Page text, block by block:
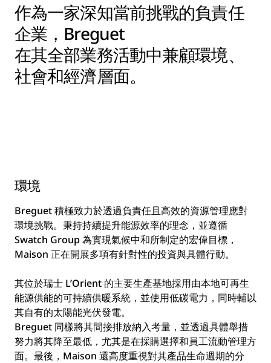
作為一家深知當前挑戰的負責任
企業，Breguet
在其全部業務活動中兼顧環境、
社會和經濟層面。
環境
Breguet 積極致力於透過負責任且高效的資源管理應對
環境挑戰。秉持持續提升能源效率的理念，並遵循
Swatch Group 為實現氣候中和所制定的宏偉目標，
Maison 正在開展多項有針對性的投資與具體行動。
其位於瑞士 L’Orient 的主要生產基地採用由本地可再生
能源供能的可持續供暖系統，並使用低碳電力，同時輔以
其自有的太陽能光伏發電。
Breguet 同樣將其間接排放納入考量，並透過具體舉措
努力將其降至最低，尤其是在採購選擇和員工流動管理方
面。最後，Maison 還高度重視對其產品生命週期的分